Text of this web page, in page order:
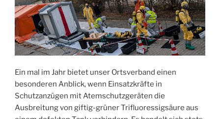
Ein mal im Jahr bietet unser Ortsverband einen
besonderen Anblick, wenn Einsatzkräfte in
Schutzanzügen mit Atemschutzgeräten die
Ausbreitung von giftig-grüner Trifluoressigsäure aus